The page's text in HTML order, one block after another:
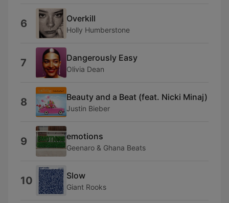
6 Overkill
Holly Humberstone
7 Dangerously Easy
Olivia Dean
8 Beauty and a Beat (feat. Nicki Minaj)
Justin Bieber
9 emotions
Geenaro & Ghana Beats
10 Slow
Giant Rooks